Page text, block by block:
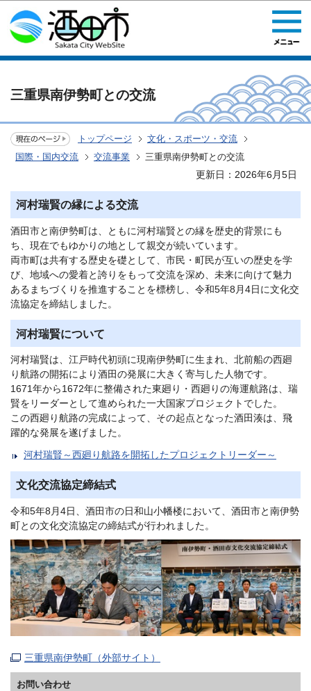
このページの本文へ移動
三重県南伊勢町との交流
トップページ
文化・スポーツ・交流
国際・国内交流
交流事業 三重県南伊勢町との交流
更新日：2026年6月5日
河村瑞賢の縁による交流
酒田市と南伊勢町は、ともに河村瑞賢との縁を歴史的背景にも
ち、現在でもゆかりの地として親交が続いています。
両市町は共有する歴史を礎として、市民・町民が互いの歴史を学
び、地域への愛着と誇りをもって交流を深め、未来に向けて魅力
あるまちづくりを推進することを標榜し、令和5年8月4日に文化交
流協定を締結しました。
河村瑞賢について
河村瑞賢は、江戸時代初頭に現南伊勢町に生まれ、北前船の西廻
り航路の開拓により酒田の発展に大きく寄与した人物です。
1671年から1672年に整備された東廻り・西廻りの海運航路は、瑞
賢をリーダーとして進められた一大国家プロジェクトでした。
この西廻り航路の完成によって、その起点となった酒田湊は、飛
躍的な発展を遂げました。
河村瑞賢～西廻り航路を開拓したプロジェクトリーダー～
文化交流協定締結式
令和5年8月4日、酒田市の日和山小幡楼において、酒田市と南伊勢
町との文化交流協定の締結式が行われました。
三重県南伊勢町（外部サイト）
お問い合わせ